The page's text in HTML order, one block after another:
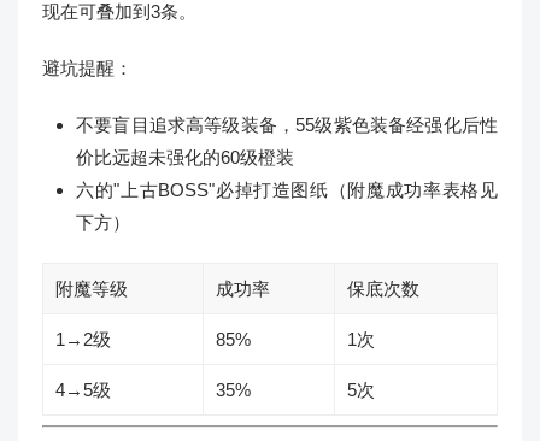
现在可叠加到3条。
避坑提醒：
不要盲目追求高等级装备，55级紫色装备经强化后性
价比远超未强化的60级橙装
六的"上古BOSS"必掉打造图纸（附魔成功率表格见
下方）
附魔等级 成功率 保底次数
1→2级 85% 1次
4→5级 35% 5次